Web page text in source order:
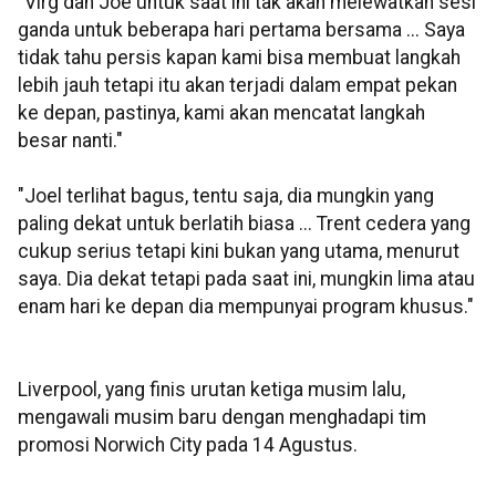
ganda untuk beberapa hari pertama bersama ... Saya
tidak tahu persis kapan kami bisa membuat langkah
lebih jauh tetapi itu akan terjadi dalam empat pekan
ke depan, pastinya, kami akan mencatat langkah
besar nanti."
"Joel terlihat bagus, tentu saja, dia mungkin yang
paling dekat untuk berlatih biasa ... Trent cedera yang
cukup serius tetapi kini bukan yang utama, menurut
saya. Dia dekat tetapi pada saat ini, mungkin lima atau
enam hari ke depan dia mempunyai program khusus."
Liverpool, yang finis urutan ketiga musim lalu,
mengawali musim baru dengan menghadapi tim
promosi Norwich City pada 14 Agustus.